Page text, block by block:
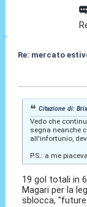
Re: mercato
Citazione di:
Vedo che
segna neanche
all'infortunio,
P.S.: a me
19 gol totali in
Magari per la
sblocca,